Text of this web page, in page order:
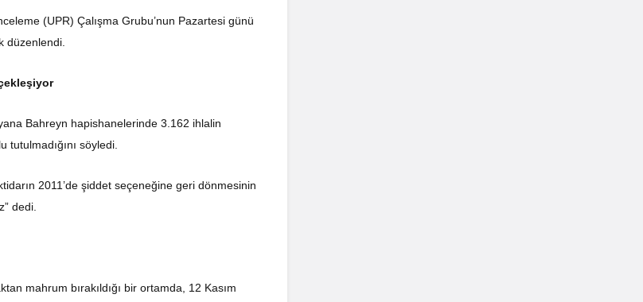
(UPR) Çalışma Grubu’nun Pazartesi günü
düzenlendi.
Bahreyn hapishanelerinde 3.162 ihlalin
tutulmadığını söyledi.
2011’de şiddet seçeneğine geri dönmesinin
dedi.
mahrum bırakıldığı bir ortamda, 12 Kasım